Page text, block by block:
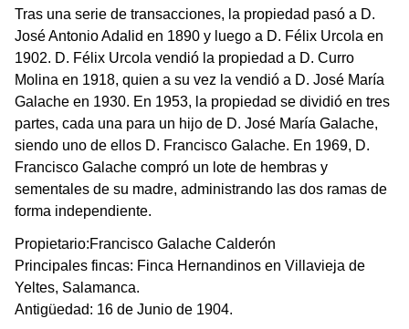
Tras una serie de transacciones, la propiedad pasó a D.
José Antonio Adalid en 1890 y luego a D. Félix Urcola en
1902. D. Félix Urcola vendió la propiedad a D. Curro
Molina en 1918, quien a su vez la vendió a D. José María
Galache en 1930. En 1953, la propiedad se dividió en tres
partes, cada una para un hijo de D. José María Galache,
siendo uno de ellos D. Francisco Galache. En 1969, D.
Francisco Galache compró un lote de hembras y
sementales de su madre, administrando las dos ramas de
forma independiente.
Propietario:Francisco Galache Calderón
Principales fincas: Finca Hernandinos en Villavieja de
Yeltes, Salamanca.
Antigüedad: 16 de Junio de 1904.